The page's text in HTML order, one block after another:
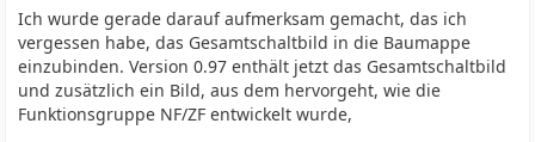
Ich wurde gerade darauf aufmerksam gemacht, das ich
vergessen habe, das Gesamtschaltbild in die Baumappe
einzubinden. Version 0.97 enthält jetzt das Gesamtschaltbild
und zusätzlich ein Bild, aus dem hervorgeht, wie die
Funktionsgruppe NF/ZF entwickelt wurde,